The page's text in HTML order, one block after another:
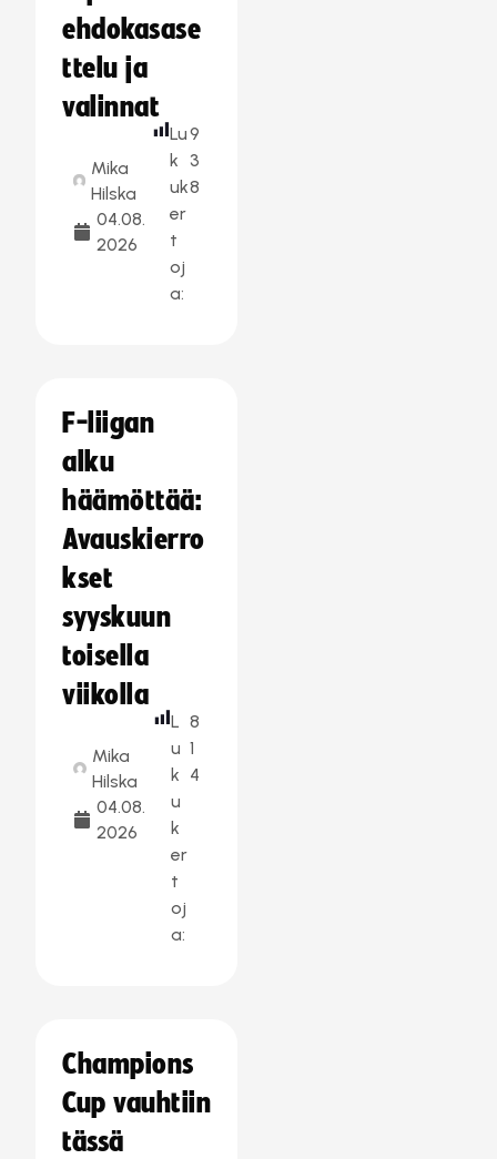
ehdokasase
ttelu ja
valinnat
Mika
Hilska
04.08.
2026
Lu
k
uk
er
t
oj
a:
9
3
8
F-liigan
alku
häämöttää:
Avauskierro
kset
syyskuun
toisella
viikolla
Mika
Hilska
04.08.
2026
L
u
k
u
k
er
t
oj
a:
8
1
4
Champions
Cup vauhtiin
tässä